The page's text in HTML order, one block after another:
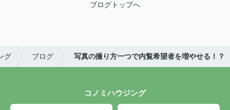
ブログトップへ
グ ブログ 写真の撮り方一つで内覧希望者を増やせる！？
コノミハウジング